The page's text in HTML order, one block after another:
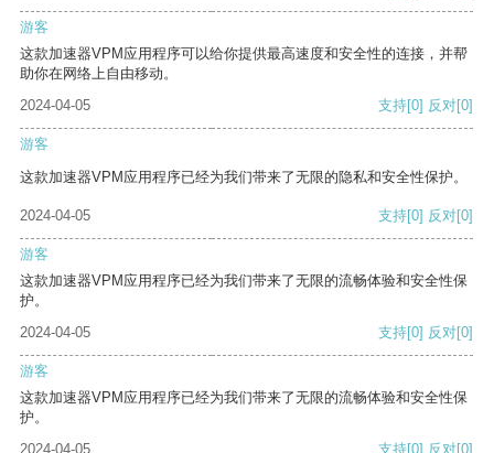
游客
这款加速器VPM应用程序可以给你提供最高速度和安全性的连接，并帮
助你在网络上自由移动。
2024-04-05
支持[0] 反对[0]
游客
这款加速器VPM应用程序已经为我们带来了无限的隐私和安全性保护。
2024-04-05 支持[0] 反对[0]
游客
这款加速器VPM应用程序已经为我们带来了无限的流畅体验和安全性保
护。
2024-04-05
支持[0] 反对[0]
游客
这款加速器VPM应用程序已经为我们带来了无限的流畅体验和安全性保
护。
2024-04-05
支持[0] 反对[0]